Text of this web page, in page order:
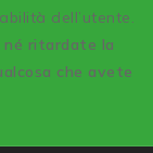
dell’utente.
né ritardate la
che avete